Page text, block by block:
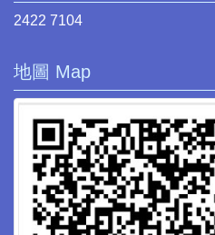
2422 7104
地圖 Map